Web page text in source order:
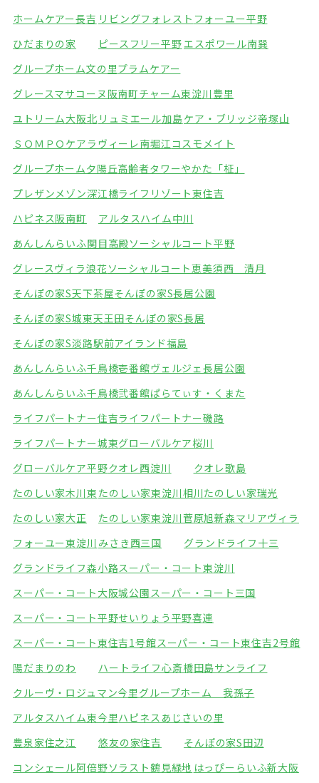
ホームケアー長吉 リビングフォレスト フォーユー平野
ひだまりの家
ピースフリー平野エスポワール南巽
グループホーム文の里プラムケアー
グレースマサコーヌ阪南町チャーム東淀川豊里
ユトリーム大阪北 リュミエール加島ケア・ブリッジ帝塚山
ＳＯＭＰＯケアラヴィーレ南堀江コスモメイト
グループホーム夕陽丘高齢者タワーやかた「柾」
プレザンメゾン深江橋ライフリゾート東住吉
ハピネス阪南町
アルタスハイム中川
あんしんらいふ関目高殿ソーシャルコート平野
グレースヴィラ浪花ソーシャルコート恵美須西 清月
そんぽの家S天下茶屋そんぽの家S長居公園
そんぽの家S城東天王田そんぽの家S長居
そんぽの家S淡路駅前アイランド福島
あんしんらいふ千鳥橋壱番館ヴェルジェ長居公園
あんしんらいふ千鳥橋弐番館ぱらてぃす・くまた
ライフパートナー住吉ライフパートナー磯路
ライフパートナー城東グローバルケア桜川
グローバルケア平野クオレ西淀川
クオレ歌島
たのしい家木川東 たのしい家東淀川相川たのしい家瑞光
たのしい家大正
たのしい家東淀川菅原旭新森マリアヴィラ
フォーユー東淀川 みさき西三国
グランドライフ十三
グランドライフ森小路スーパー・コート東淀川
スーパー・コート大阪城公園スーパー・コート三国
スーパー・コート平野せいりょう平野喜連
スーパー・コート東住吉1号館スーパー・コート東住吉2号館
陽だまりのわ
ハートライフ心斎橋田島サンライフ
クルーヴ・ロジュマン今里 グループホーム 我孫子
アルタスハイム東今里ハピネスあじさいの里
豊泉家住之江
悠友の家住吉
そんぽの家S田辺
コンシェール阿倍野ソラスト鶴見緑地 はっぴーらいふ新大阪